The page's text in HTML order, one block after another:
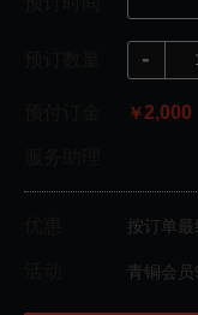
-
￥2,000
按订单
青铜会